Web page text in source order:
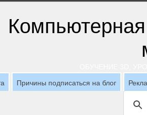
Причины подписаться на блог